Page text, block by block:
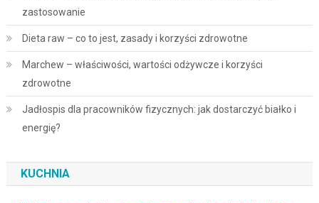
zastosowanie
Dieta raw – co to jest, zasady i korzyści zdrowotne
Marchew – właściwości, wartości odżywcze i korzyści
zdrowotne
Jadłospis dla pracowników fizycznych: jak dostarczyć białko i
energię?
KUCHNIA